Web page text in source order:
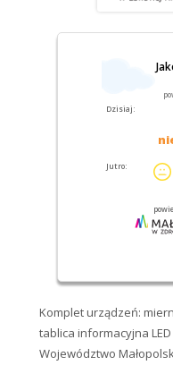
Komplet urządzeń:
tablica informacyjna
Województwo